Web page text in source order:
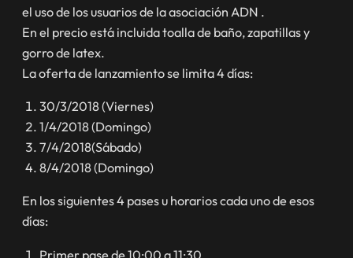
el uso de los usuarios de la asociación ADN .
En el precio está incluida toalla de baño, zapatillas y
gorro de latex.
La oferta de lanzamiento se limita 4 días:
30/3/2018 (Viernes)
1/4/2018 (Domingo)
7/4/2018(Sábado)
8/4/2018 (Domingo)
En los siguientes 4 pases u horarios cada uno de esos
días:
Primer pase de 10:00 a 11:30.